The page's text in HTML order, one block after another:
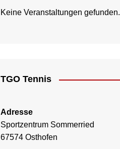
Keine Veranstaltungen gefunden.
TGO Tennis
Adresse
Sportzentrum Sommerried
67574 Osthofen